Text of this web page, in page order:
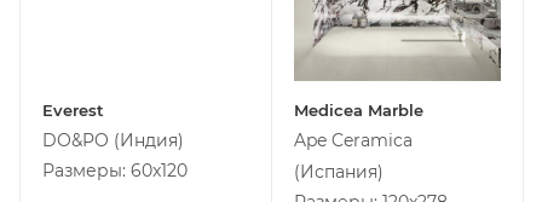
Everest
DO&PO (Индия)
Размеры: 60x120
Medicea Marble
Ape Ceramica
(Испания)